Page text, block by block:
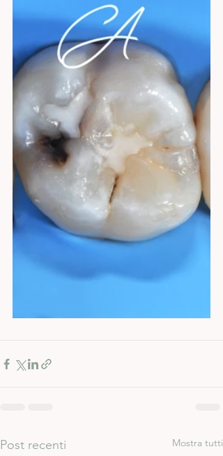
Post recenti Mostra tutti